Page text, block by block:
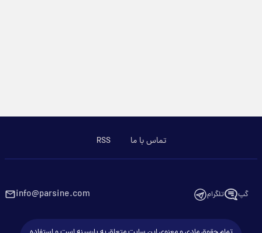
تماس با ما RSS
گپ تلگرام info@parsine.com